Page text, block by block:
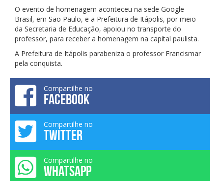
O evento de homenagem aconteceu na sede Google
Brasil, em São Paulo, e a Prefeitura de Itápolis, por meio
da Secretaria de Educação, apoiou no transporte do
professor, para receber a homenagem na capital paulista.
A Prefeitura de Itápolis parabeniza o professor Francismar
pela conquista.
Compartilhe no
FACEBOOK
Compartilhe no
TWITTER
Compartilhe no
WHATSAPP